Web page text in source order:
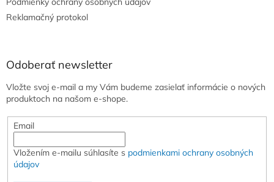
Reklamačný protokol
Odoberať newsletter
Vložte svoj e-mail a my Vám budeme zasielať informácie o nových
produktoch na našom e-shope.
Email
Vložením e-mailu súhlasíte s podmienkami ochrany osobných
údajov